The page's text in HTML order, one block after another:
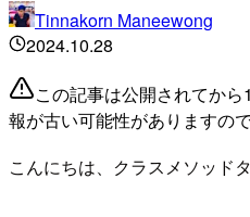
Tinnakorn Maneewong
2024.10.28
この記事は公開されてか
報が古い可能性がありますの
こんにちは、クラスメソッド